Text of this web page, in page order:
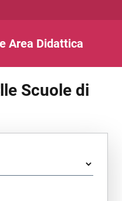
Area Didattica
area
Scuole di
documenti